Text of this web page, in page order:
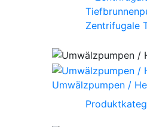
Zentrifugale
Umwälzpumpen /